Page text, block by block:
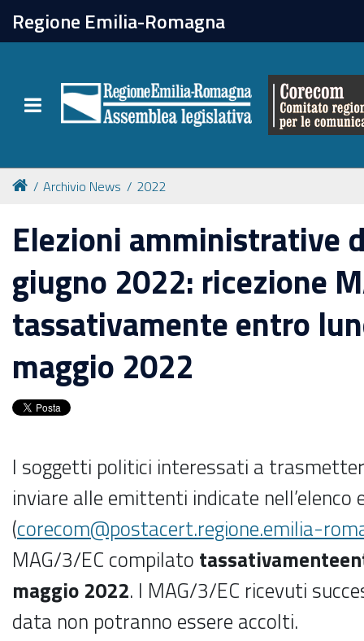
Regione Emilia-Romagna
Toggle navigation
chiudi
Le attività
Archivio News 2022
Elezioni amministrative
giugno 2022: ricezione
tassativamente entro
maggio 2022
I soggetti politici interessati a
inviare alle emittenti indicate nell’elenco
(corecom@postacert.regione.emilia-
MAG/3/EC compilato tassativamente
maggio 2022. I MAG/3/EC ricevuti
data non potranno essere accolti.